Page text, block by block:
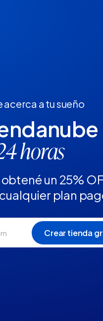
acerca a tu sueño
horas
un 25%
plan